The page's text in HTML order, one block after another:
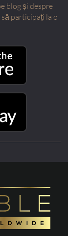
blog și despre
participați la o